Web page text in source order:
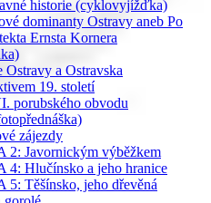
historie (cyklovyjížďka)
dominanty Ostravy aneb Po
Ernsta Kornera
Ostravy a Ostravska
19. století
porubského obvodu
zájezdy
2: Javornickým výběžkem
4: Hlučínsko a jeho hranice
Těšínsko, jeho dřevěná